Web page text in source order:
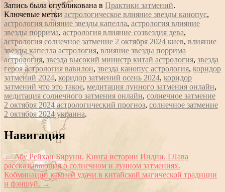
Запись была опубликована в Практики затмений.
Ключевые метки астрологическое влияние звезды канопус,
астрология влияние звезды капелла, астрология влияние
звезды поррима, астрология влияние созвездия дева,
астрология солнечное затмение 2 октября 2024 киев, влияние
звезды капелла астрология, влияние звезды поррима
астрология, звезда высокий министр китай астрология, звезда
героя астрология вавилон, звезда канопус астрология, коридор
затмений 2024, коридор затмений осень 2024, коридор
затмений что это такое, медитация лунного затмения онлайн,
медитация солнечного затмения онлайн, солнечное затмение
2 октября 2024 астрологический прогноз, солнечное затмение
2 октября 2024 украина.
Сообщение
навигации
Навигация
←Абу Рейхан Бируни. Книга истории Индии. ГЛава
рассказывающая о солнечном и лунном затмениях.
Кобминации камней удачи в китайской магической традиции
и фэншуй. →